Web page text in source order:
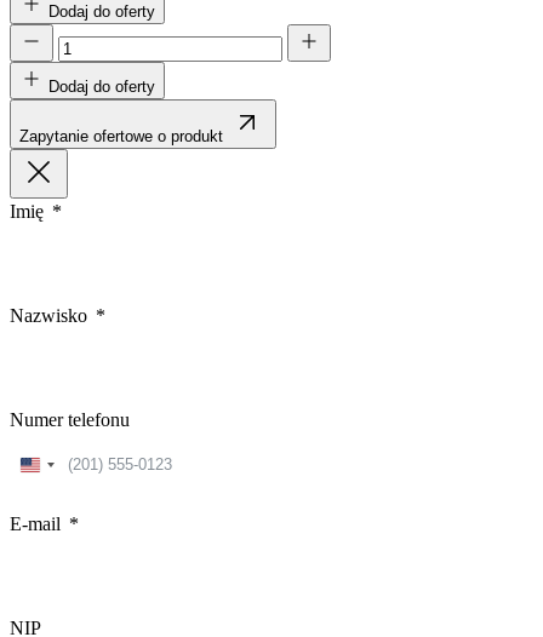
Dodaj do oferty
Dodaj do oferty
Zapytanie ofertowe o produkt
Imię
Nazwisko
Numer telefonu
United
E-mail
NIP